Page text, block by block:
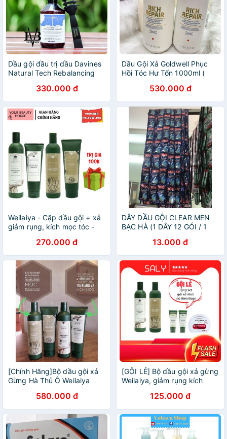
Dầu gội đầu trị dầu Davines
Natural Tech Rebalancing
Chaoba cao cấp
330.000 đ
Dầu Gội Xả Goldwell Phục
Hồi Tóc Hư Tổn 1000ml (
530.000 đ
Weilaiya - Cặp dầu gội + xả
giảm rụng, kích mọc tóc -
270.000 đ
DÂY DẦU GỘI CLEAR MEN
BẠC HÀ (1 DÂY 12 GÓI / 1
13.000 đ
[Chính Hãng]Bộ dầu gội xả
Gừng Hà Thủ Ô Weilaiya
580.000 đ
[GỘI LẺ] Bộ dầu gội xả gừng
Weilaiya, giảm rụng kích
125.000 đ